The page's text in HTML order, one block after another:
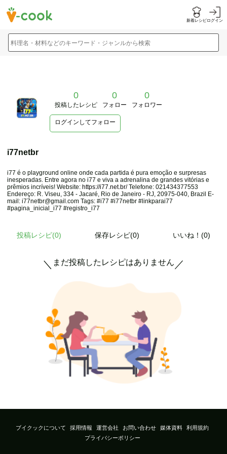
新着レシピログイン
料理名・材料などのキーワード・ジャンルから検索
0
投稿したレシピ
0
フォロー
0
フォロワー
ログインしてフォロー
i77netbr
i77 é o playground online onde cada partida é pura emoção e surpresas
inesperadas. Entre agora no i77 e viva a adrenalina de grandes vitórias e
prêmios incríveis! Website: https://i77.net.br/Telefone: 021434377553
Endereço: R. Viseu, 334 - Jacaré, Rio de Janeiro - RJ, 20975-040, Brazil E-
mail: i77netbr@gmail.com Tags: #i77 #i77netbr #linkparai77
#pagina_inicial_i77 #registro_i77
投稿レシピ(0) 保存レシピ(0) いいね！(0)
＼ まだ投稿したレシピはありません ／
ブイクックについて 採用情報 運営会社 お問い合わせ 媒体資料
利用規約
プライバシーポリシー